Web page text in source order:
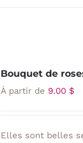
Bouquet de
À partir de 9.00 $
Elles sont belles